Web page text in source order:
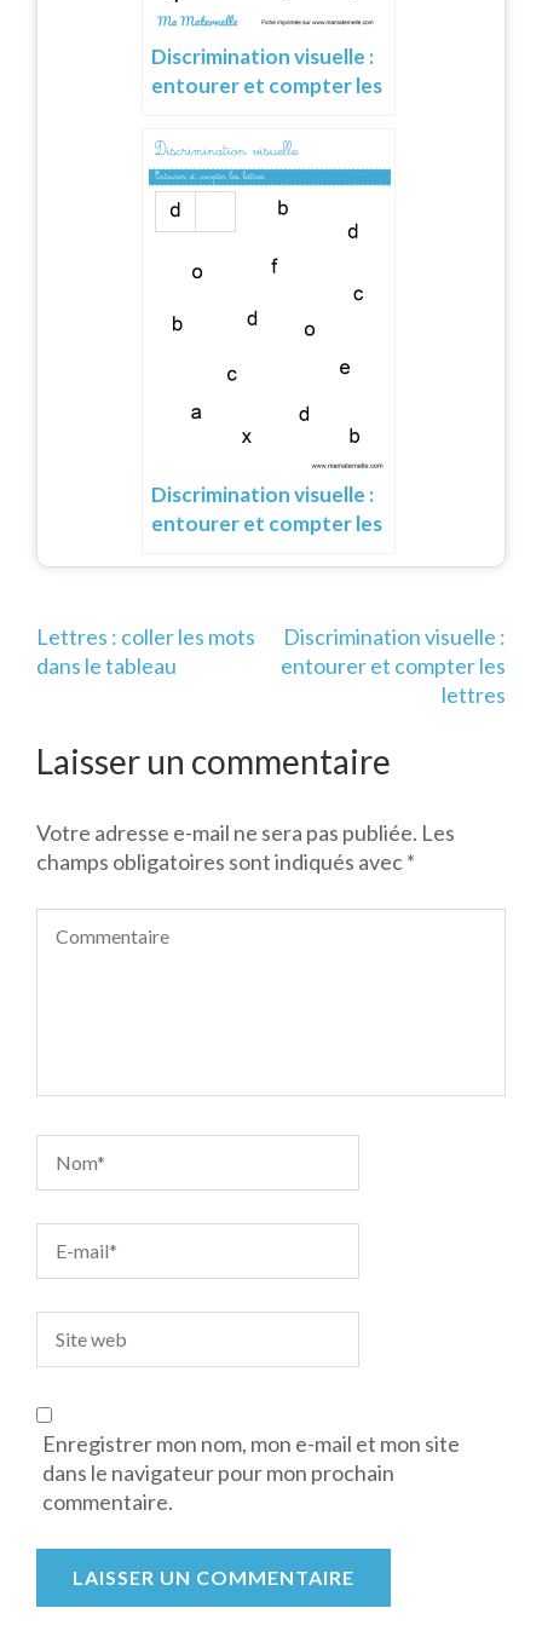
Discrimination visuelle :
entourer et compter les
Discrimination visuelle :
entourer et compter les
Navigation
de
Lettres : coller les mots
dans le tableau
Discrimination visuelle :
entourer et compter les
lettres
Laisser un commentaire
Votre adresse e-mail ne sera pas publiée. Les
champs obligatoires sont indiqués avec*
Enregistrer mon nom, mon e-mail et mon site
dans le navigateur pour mon prochain
commentaire.